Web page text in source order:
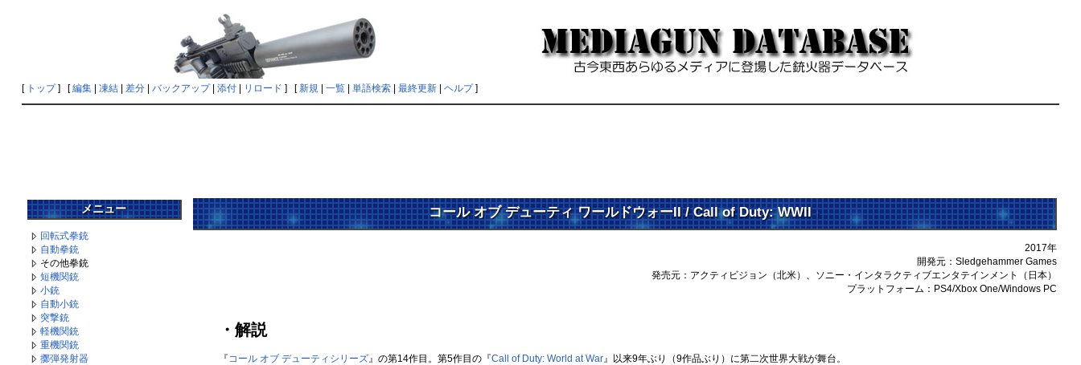
[ トップ] [編集| 凍結| 差分| バックアップ| 添付| リロード ] [新規| 一覧| 単語検索| 最終更新| ヘルプ]
メニュー
回転式拳銃
自動拳銃
その他拳銃
短機関銃
小銃
自動小銃
突撃銃
軽機関銃
重機関銃
擲弾発射器
コール オブ デューティ ワールドウォーII / Call of Duty: WWII†
2017年
開発元：Sledgehammer Games
発売元：アクティビジョン（北米）、ソニー・インタラクティブエンタテインメント（日本）
プラットフォーム：PS4/Xbox One/Windows PC
・解説
『コール オブ デューティシリーズ』の第14作目。第5作目の『Call of Duty: World at War』以来9年ぶり（9作品ぶり）に第二次世界大戦が舞台。